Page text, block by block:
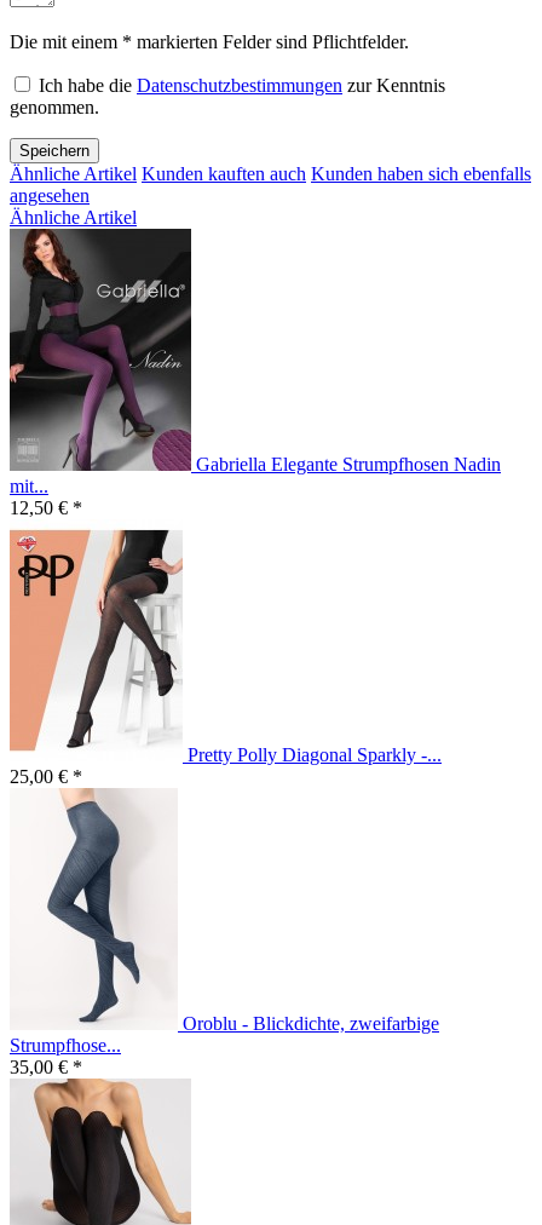
Die mit einem * markierten Felder sind Pflichtfelder.
Ich habe die Datenschutzbestimmungen zur Kenntnis
genommen.
Speichern
Ähnliche Artikel Kunden kauften auch Kunden haben sich ebenfalls
angesehen
Ähnliche Artikel
Gabriella Elegante Strumpfhosen Nadin
mit...
12,50 € *
Pretty Polly Diagonal Sparkly -...
25,00 € *
Oroblu - Blickdichte, zweifarbige
Strumpfhose...
35,00 € *